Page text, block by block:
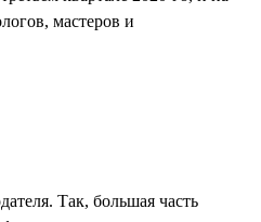
мастеров и
Так, большая часть